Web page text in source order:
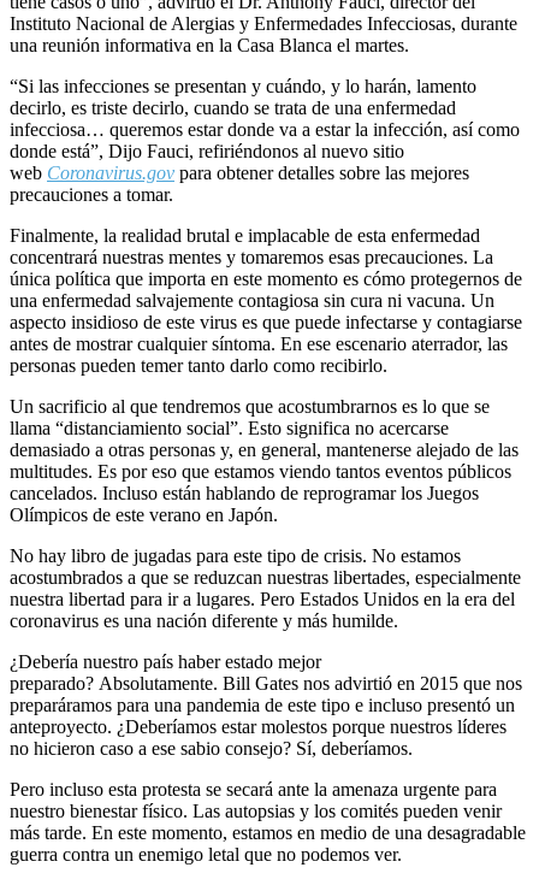
Instituto Nacional de Alergias y Enfermedades Infecciosas, durante
una reunión informativa en la Casa Blanca el martes.
“Si las infecciones se presentan y cuándo, y lo harán, lamento
decirlo, es triste decirlo, cuando se trata de una enfermedad
infecciosa… queremos estar donde va a estar la infección, así como
donde está”, Dijo Fauci, refiriéndonos al nuevo sitio
web Coronavirus.gov para obtener detalles sobre las mejores
precauciones a tomar.
Finalmente, la realidad brutal e implacable de esta enfermedad
concentrará nuestras mentes y tomaremos esas precauciones. La
única política que importa en este momento es cómo protegernos de
una enfermedad salvajemente contagiosa sin cura ni vacuna. Un
aspecto insidioso de este virus es que puede infectarse y contagiarse
antes de mostrar cualquier síntoma. En ese escenario aterrador, las
personas pueden temer tanto darlo como recibirlo.
Un sacrificio al que tendremos que acostumbrarnos es lo que se
llama “distanciamiento social”. Esto significa no acercarse
demasiado a otras personas y, en general, mantenerse alejado de las
multitudes. Es por eso que estamos viendo tantos eventos públicos
cancelados. Incluso están hablando de reprogramar los Juegos
Olímpicos de este verano en Japón.
No hay libro de jugadas para este tipo de crisis. No estamos
acostumbrados a que se reduzcan nuestras libertades, especialmente
nuestra libertad para ir a lugares. Pero Estados Unidos en la era del
coronavirus es una nación diferente y más humilde.
¿Debería nuestro país haber estado mejor
preparado? Absolutamente. Bill Gates nos advirtió en 2015 que nos
preparáramos para una pandemia de este tipo e incluso presentó un
anteproyecto. ¿Deberíamos estar molestos porque nuestros líderes
no hicieron caso a ese sabio consejo? Sí, deberíamos.
Pero incluso esta protesta se secará ante la amenaza urgente para
nuestro bienestar físico. Las autopsias y los comités pueden venir
más tarde. En este momento, estamos en medio de una desagradable
guerra contra un enemigo letal que no podemos ver.